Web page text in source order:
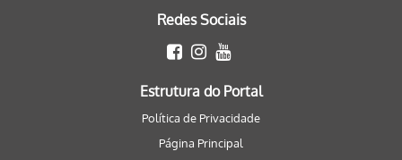
Redes Sociais
Estrutura do Portal
Política de Privacidade
Página Principal